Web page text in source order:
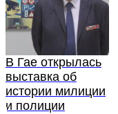
В Гае открылась
выставка об
истории милиции
и полиции